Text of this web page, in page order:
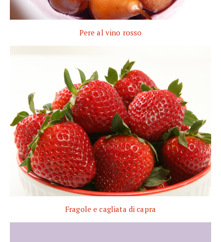
Pere al vino rosso
Fragole e cagliata di capra